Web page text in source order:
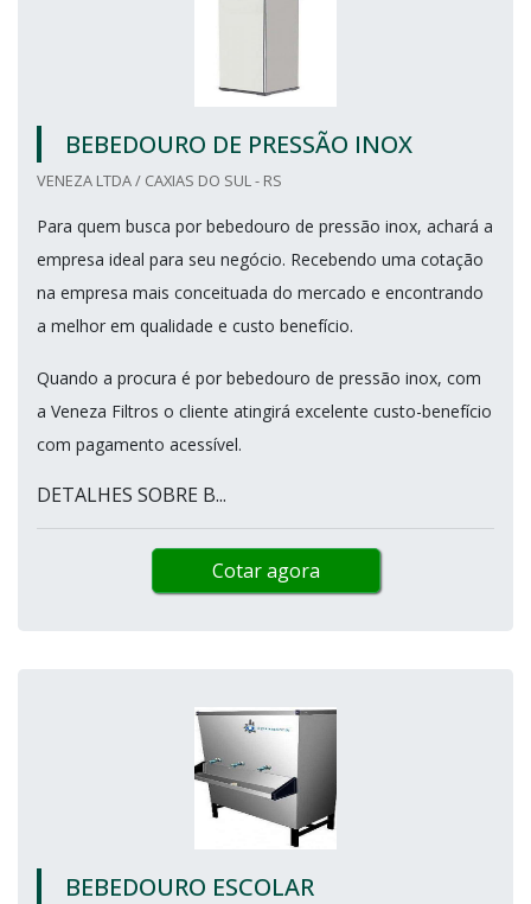
BEBEDOURO DE PRESSÃO INOX
VENEZA LTDA / CAXIAS DO SUL - RS
Para quem busca por bebedouro de pressão inox, achará a
empresa ideal para seu negócio. Recebendo uma cotação
na empresa mais conceituada do mercado e encontrando
a melhor em qualidade e custo benefício.
Quando a procura é por bebedouro de pressão inox, com
a Veneza Filtros o cliente atingirá excelente custo-benefício
com pagamento acessível.
DETALHES SOBRE B...
Cotar agora
BEBEDOURO ESCOLAR